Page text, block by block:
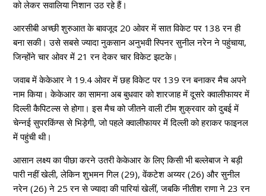
को लेकर सवालिया निशान उठ रहे हैं।
आरसीबी अच्छी शुरुआत के बावजूद 20 ओवर में सात विकेट पर 138 रन ही
बना सकी। उसे सबसे ज्यादा नुकसान अनुभवी स्पिनर सुनील नरेन ने पहुंचाया,
जिन्होंने चार ओवर में 21 रन देकर चार विकेट झटके।
जवाब में केकेआर ने 19.4 ओवर में छह विकेट पर 139 रन बनाकर मैच अपने
नाम किया। केकेआर का सामना अब बुधवार को शारजाह में दूसरे क्वालीफायर में
दिल्ली कैपिटल्स से होगा। इस मैच को जीतने वाली टीम शुक्रवार को दुबई में
चेन्नई सुपरकिंग्स से भिड़ेगी, जो पहले क्वालीफायर में दिल्ली को हराकर फाइनल
में पहुंची थी।
आसान लक्ष्य का पीछा करने उतरी केकेआर के लिए किसी भी बल्लेबाज ने बड़ी
पारी नहीं खेली, लेकिन शुभमन गिल (29), वेंकटेश अय्यर (26) और सुनील
नरेन (26) ने 25 रन से ज्यादा की पारियां खेलीं, जबकि नीतीश राणा ने 23 रन